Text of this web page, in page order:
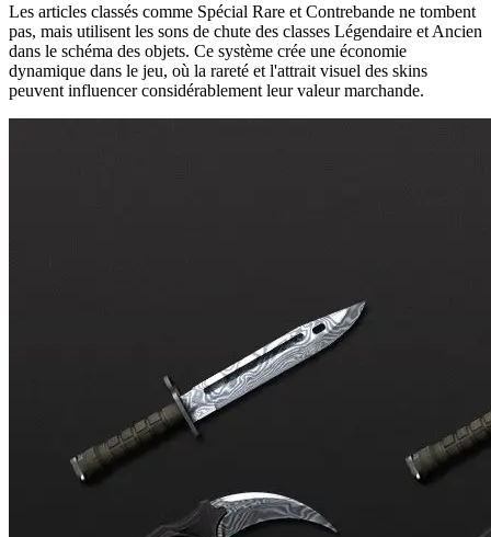
Les articles classés comme Spécial Rare et Contrebande ne tombent
pas, mais utilisent les sons de chute des classes Légendaire et Ancien
dans le schéma des objets. Ce système crée une économie
dynamique dans le jeu, où la rareté et l'attrait visuel des skins
peuvent influencer considérablement leur valeur marchande.